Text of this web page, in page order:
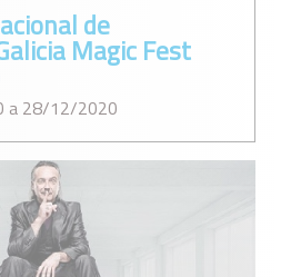
de
Magic Fest
a 28/12/2020